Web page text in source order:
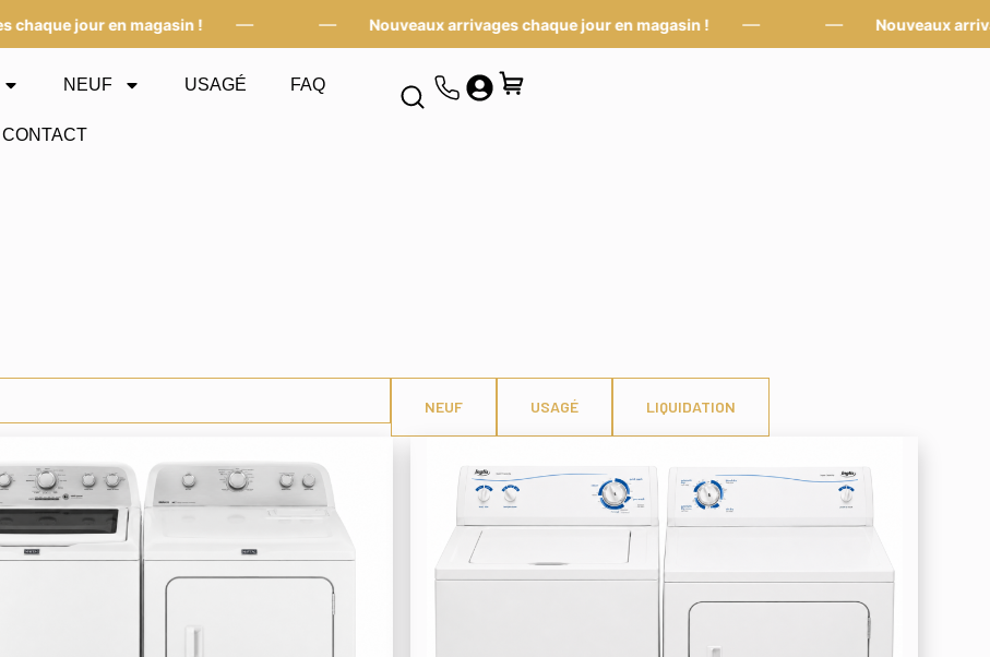
jour en magasin ! — Nouveaux arrivages chaque jour en magasin ! — Nouveaux arrivages
NEUF USAGÉ FAQ
CONTACT
NEUF USAGÉ LIQUIDATION